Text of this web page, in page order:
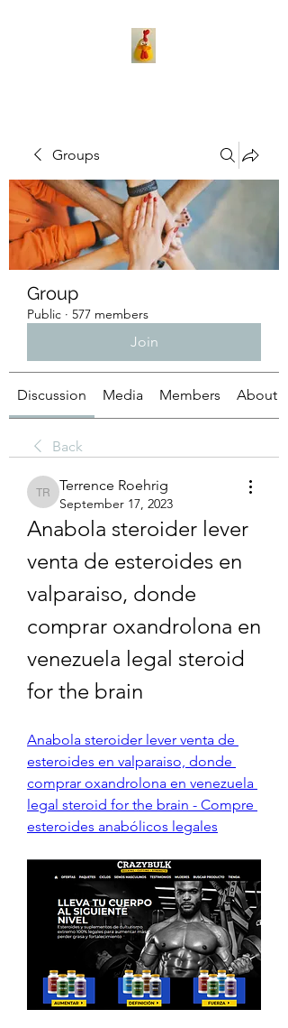
Groups
Group
Public · 577 members
Join
Discussion Media Members About
Back
Terrence Roehrig
Terrence Roehrig
September 17, 2023
Anabola steroider lever
venta de esteroides en
valparaiso, donde
comprar oxandrolona en
venezuela legal steroid
for the brain
Anabola steroider lever venta de
esteroides en valparaiso, donde
comprar oxandrolona en venezuela
legal steroid for the brain - Compre
esteroides anabólicos legales